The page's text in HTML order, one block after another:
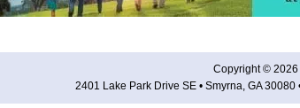
Copyright © 2026
2401 Lake Park Drive SE • Smyrna, GA 30080